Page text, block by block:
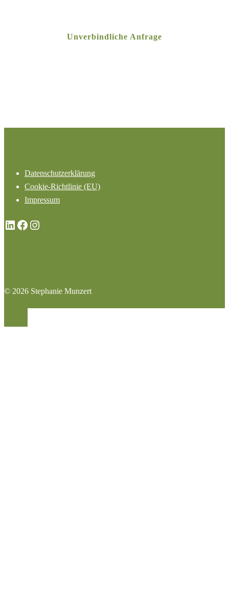
Unverbindliche Anfrage
Datenschutzerklärung
Cookie-Richtlinie (EU)
Impressum
LinkedIn
Facebook
Instagram
© 2026 Stephanie Munzert